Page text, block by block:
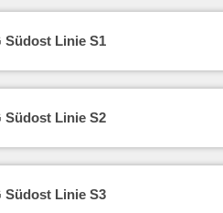
Südost Linie S1
Südost Linie S2
Südost Linie S3